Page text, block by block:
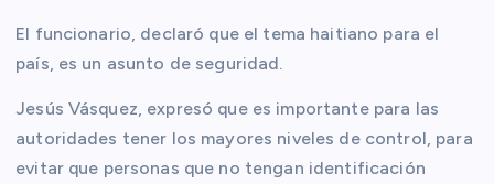
El funcionario, declaró que el tema haitiano para el
país, es un asunto de seguridad.
Jesús Vásquez, expresó que es importante para las
autoridades tener los mayores niveles de control, para
evitar que personas que no tengan identificación